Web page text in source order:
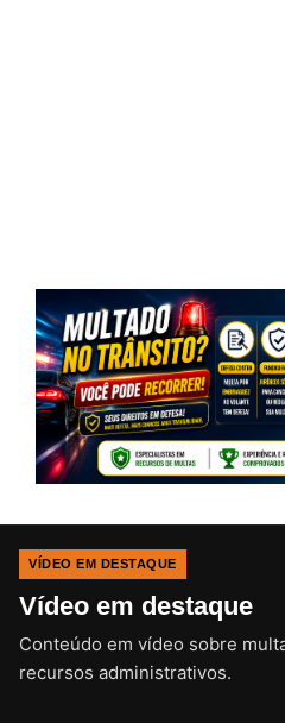
VÍDEO EM DESTAQUE
Vídeo em destaque
Conteúdo em vídeo sobre
recursos administrativos.
CLIQUE PARA